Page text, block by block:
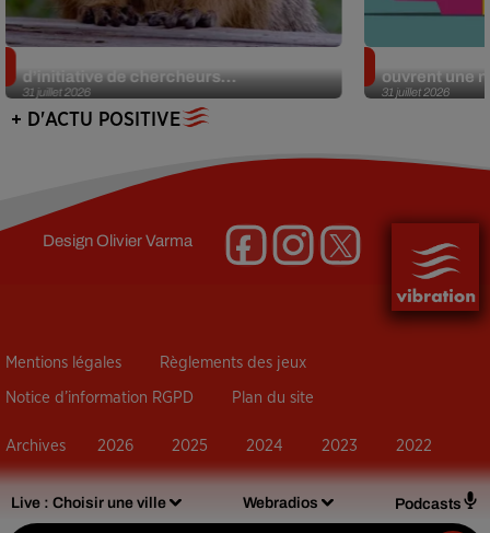
Live : Choisir une ville Webradios Podcasts
31 juillet 2026
d’initiative de chercheurs...
31 juillet 2026
ouvrent une
+ D'ACTU POSITIVE
DesignOlivier Varma
Mentions légales Règlements des jeux
Notice d’information RGPD Plan du site
Archives 2026 2025 2024 2023 2022